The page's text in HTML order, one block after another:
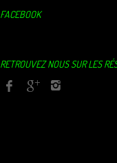
FACEBOOK
RETROUVEZ NOUS SUR LES